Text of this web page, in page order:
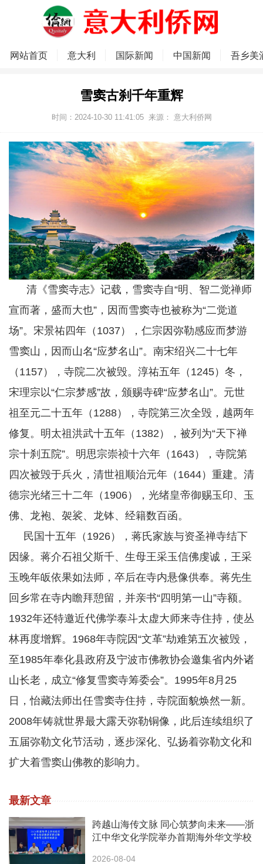
网站首页 意大利 国际新闻 中国新闻 吾乡美
雪窦古刹千年重辉
时间：2024-10-30 11:41:05 来源： 意大利侨网
清《雪窦寺志》记载，雪窦寺自“明、智二觉禅师
宣而著，盛而大也”，因而雪窦寺也被称为“二觉道
场”。宋景祐四年（1037），仁宗因弥勒感应而梦游
雪窦山，因而山名“应梦名山”。南宋绍兴二十七年
（1157），寺院二次被毁。淳祐五年（1245）冬，
宋理宗以“仁宗梦感”故，颁赐寺碑“应梦名山”。元世
祖至元二十五年（1288），寺院第三次全毁，越两年
修复。明太祖洪武十五年（1382），被列为“天下禅
宗十刹五院”。明思宗崇祯十六年（1643），寺院第
四次被毁于兵火，清世祖顺治元年（1644）重建。清
德宗光绪三十二年（1906），光绪皇帝御赐玉印、玉
佛、龙袍、袈裟、龙钵、经籍数百函。
民国十五年（1926），蒋氏家族与资圣禅寺结下
因缘。蒋介石祖父斯千、生母王采玉信佛虔诚，王采
玉晚年皈依果如法师，卒后在寺内悬像供奉。蒋先生
回乡常在寺内瞻拜憩留，并亲书“四明第一山”寺额。
1932年还特邀近代佛学泰斗太虚大师来寺住持，使丛
林再度增辉。1968年寺院因“文革”劫难第五次被毁，
至1985年奉化县政府及宁波市佛教协会邀集省内外诸
山长老，成立“修复雪窦寺筹委会”。1995年8月25
日，怡藏法师出任雪窦寺住持，寺院面貌焕然一新。
2008年铸就世界最大露天弥勒铜像，此后连续组织了
五届弥勒文化节活动，逐步深化、弘扬着弥勒文化和
扩大着雪窦山佛教的影响力。
最新文章
跨越山海传文脉 同心筑梦向未来——浙
江中华文化学院举办首期海外华文学校
2026-08-04